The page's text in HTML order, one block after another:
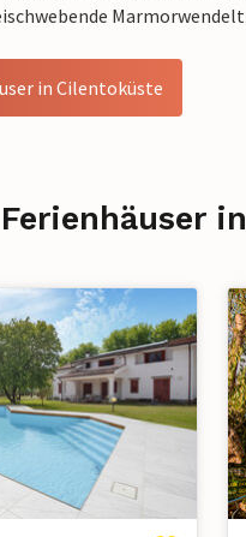
in Cilentoküste